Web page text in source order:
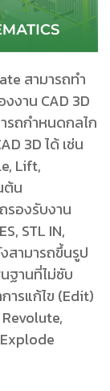
สามารถทํา
งาน CAD 3D
รถกําหนดกลไก
3D ได้ เช่น
Lift,
ต้น
รองรับงาน
STL IN,
สามารถขึ้นรูป
ฐานที่ไม่ซับ
ารแก้ไข (Edit)